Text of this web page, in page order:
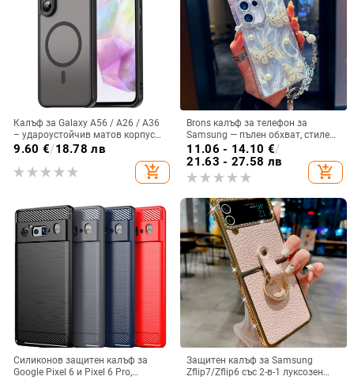
Калъф за Galaxy A56 / A26 / A36
– удароустойчив матов корпус
от PC+TPU с текстура на кожа
9.60 €/18.78 лв
add_shopping_cart
Brons калъф за телефон за
Samsung — пълен обхват, стилен
и креативен дизайн, TPU
материал, удароустойчив
11.06 - 14.10 €/
21.63 - 27.58 лв
add_shopping_cart
Силиконов защитен калъф за
Google Pixel 6 и Pixel 6 Pro,
Защитен калъф за Samsung
Zflip7/Zflip6 със 2-в-1 луксозен